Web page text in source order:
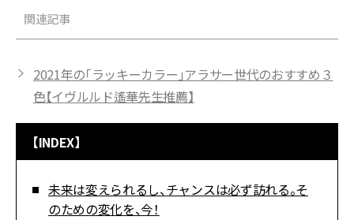
関連記事
2021年の「ラッキーカラー」アラサー世代のおすすめ３
色【イヴルルド遙華先生推薦】
【INDEX】
未来は変えられるし、チャンスは必ず訪れる。そ
のための変化を、今！